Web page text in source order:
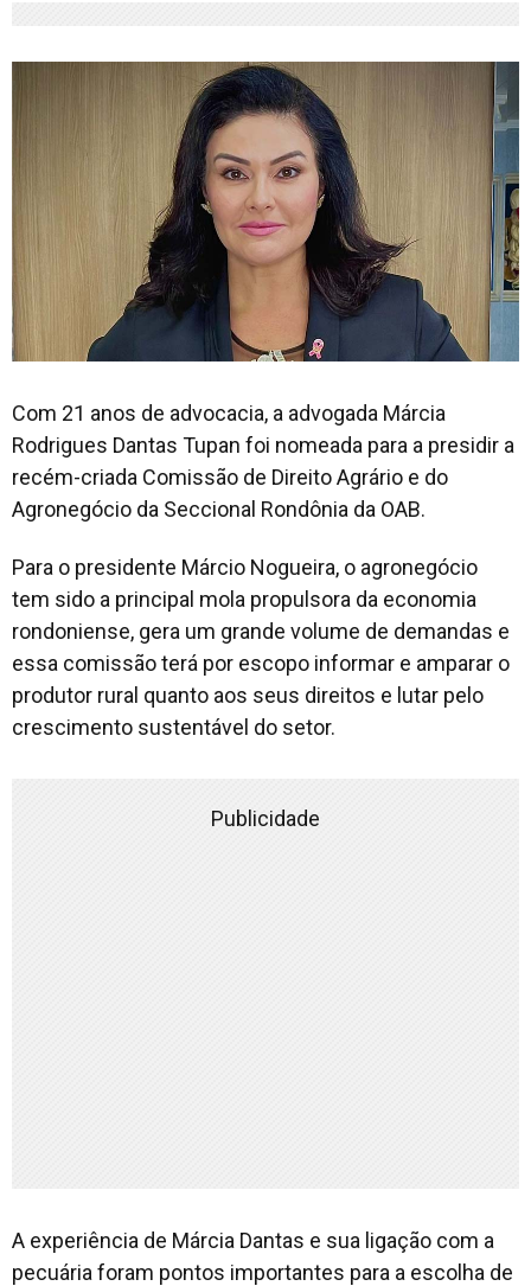
Com 21 anos de advocacia, a advogada Márcia
Rodrigues Dantas Tupan foi nomeada para a presidir a
recém-criada Comissão de Direito Agrário e do
Agronegócio da Seccional Rondônia da OAB.
Para o presidente Márcio Nogueira, o agronegócio
tem sido a principal mola propulsora da economia
rondoniense, gera um grande volume de demandas e
essa comissão terá por escopo informar e amparar o
produtor rural quanto aos seus direitos e lutar pelo
crescimento sustentável do setor.
Publicidade
A experiência de Márcia Dantas e sua ligação com a
pecuária foram pontos importantes para a escolha de